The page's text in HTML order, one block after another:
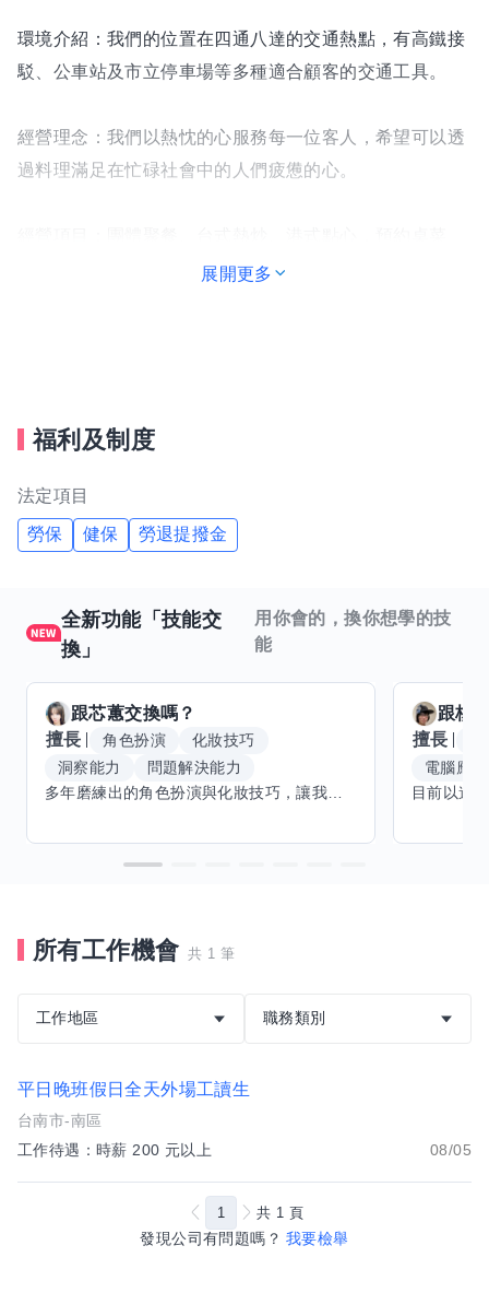
環境介紹：我們的位置在四通八達的交通熱點，有高鐵接
駁、公車站及市立停車場等多種適合顧客的交通工具。
經營理念：我們以熱忱的心服務每一位客人，希望可以透
過料理滿足在忙碌社會中的人們疲憊的心。
展開更多
福利及制度
法定項目
勞保 健保 勞退提撥金
全新功能「技能交
換」
用你會的，換你想學的技
能
跟芯蕙交換嗎？
擅長
角色扮演
化妝技巧
洞察能力
問題解決能力
跟核
擅長
電腦應
所有工作機會 共 1 筆
工作地區 職務類別
平日晚班假日全天外場工讀生
台南市-南區
工作待遇：時薪 200 元以上
08/05
發現公司有問題嗎？ 我要檢舉
1 共 1 頁